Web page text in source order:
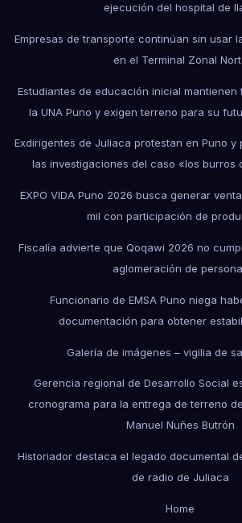
ejecución del hospital de
Empresas de transporte continúan sin usar
en el Terminal Zonal
Estudiantes de educación inicial mantienen
la UNA Puno y exigen terreno para su
Exdirigentes de Juliaca protestan en Puno y
las investigaciones del caso «los burros
EXPO VIDA Puno 2026 busca generar
mil con participación de
Fiscalía advierte que Qoqawi 2026 no
aglomeración de
Funcionario de EMSA Puno niega
documentación para obtener
Galería de imágenes – vigilia de
Gerencia regional de Desarrollo Social
cronograma para la entrega de terreno
Manuel Nuñes Butrón
Historiador destaca el legado documental
de radio de Juliaca
Home